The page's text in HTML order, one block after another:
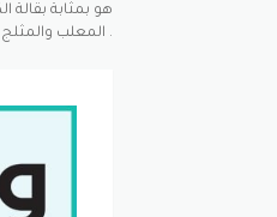
المعلب والمثلج ، منتجات الالبان والبيض ، زيوت وسمن ، سناكس وشوكلا ، مشروبات ، منتجات للعناية بالمنزل والعناية الشخصية .